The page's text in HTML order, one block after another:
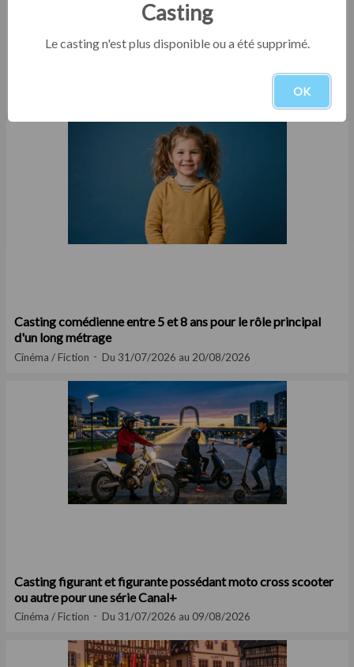
Casting danseur et danseuse professionnel.le pour spectacle
Casting comédienne entre 5 et 8 ans pour le rôle principal
d'un long métrage
Cinéma / Fiction Du 31/07/2026 au 20/08/2026
Casting figurant et figurante possédant moto cross scooter
ou autre pour une série Canal+
Cinéma / Fiction Du 31/07/2026 au 09/08/2026
Casting
Le casting n'est plus disponible ou a été supprimé.
OK